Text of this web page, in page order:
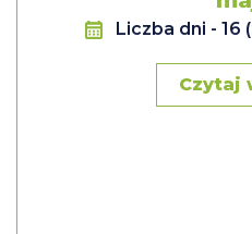
Liczba dni - 16
Czytaj